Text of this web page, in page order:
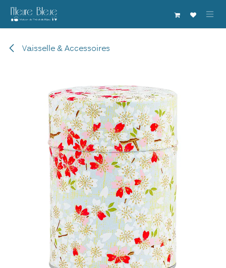
Se rendre au contenu
Vaisselle & Accessoires